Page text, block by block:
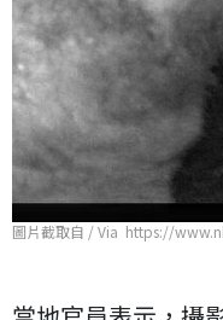
圖片截取自 / Via https://